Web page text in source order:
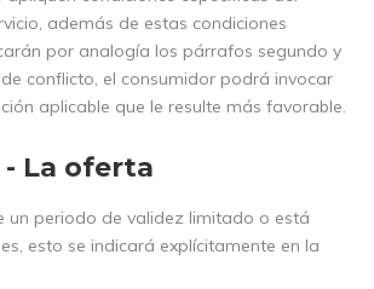
además de estas condiciones
por analogía los párrafos segundo y
conflicto, el consumidor podrá invocar
aplicable que le resulte más favorable.
La oferta
un periodo de validez limitado o está
esto se indicará explícitamente en la